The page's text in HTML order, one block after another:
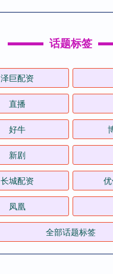
话题标签
泽巨配资
直播
好牛
新剧
长城配资
凤凰
全部话题标签